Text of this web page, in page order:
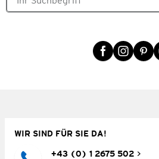
WIR SIND FÜR SIE DA!
+43 (0) 1 2675 502